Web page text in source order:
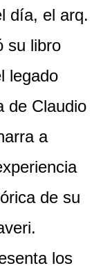
día, el arq.
su libro
legado
de Claudio
a
de su
los